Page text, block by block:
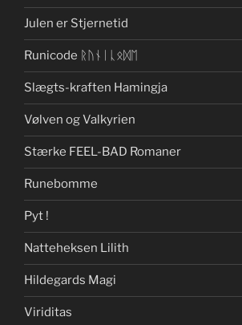
Julen er Stjernetid
Runicode ᚱᚢᚾᛁᚳᛟᛞᛖ
Slægts-kraften Hamingja
Vølven og Valkyrien
Stærke FEEL-BAD Romaner
Runebomme
Pyt !
Natteheksen Lilith
Hildegards Magi
Viriditas